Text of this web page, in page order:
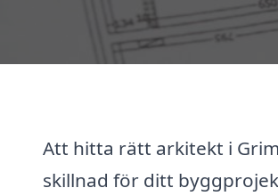
Att hitta rätt arkitekt i
skillnad för ditt